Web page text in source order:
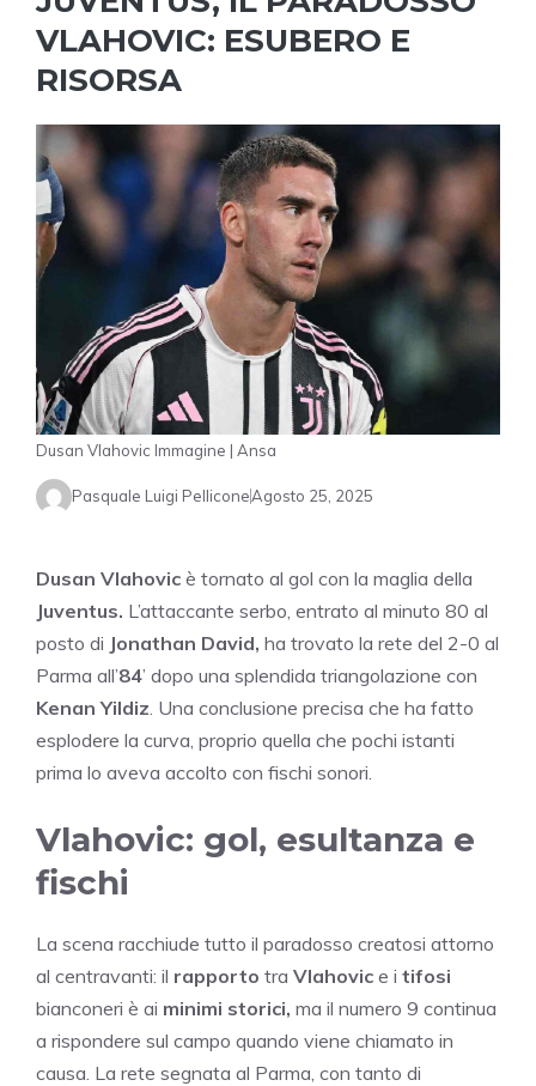
VLAHOVIC: ESUBERO E
RISORSA
Dusan Vlahovic Immagine | Ansa
Pasquale Luigi PelliconeAgosto 25, 2025
Dusan Vlahovic è tornato al gol con la maglia della
Juventus. L’attaccante serbo, entrato al minuto 80 al
posto di Jonathan David, ha trovato la rete del 2-0 al
Parma all’84’ dopo una splendida triangolazione con
Kenan Yildiz . Una conclusione precisa che ha fatto
esplodere la curva, proprio quella che pochi istanti
prima lo aveva accolto con fischi sonori.
Vlahovic: gol, esultanza e
fischi
La scena racchiude tutto il paradosso creatosi attorno
al centravanti: il rapporto tra Vlahovic e i tifosi
bianconeri è ai minimi storici, ma il numero 9 continua
a rispondere sul campo quando viene chiamato in
causa. La rete segnata al Parma, con tanto di